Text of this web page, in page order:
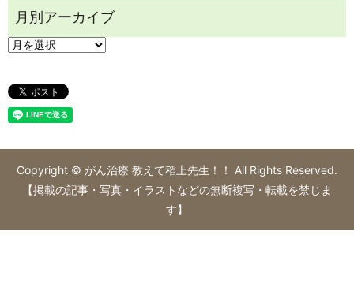
Copyright © がん治療 教えて稻上先生！！ All Rights Reserved.
【掲載の記事・写真・イラストなどの無断複写・転載を禁じま
す】